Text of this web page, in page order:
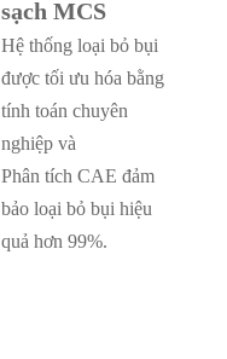
sạch MCS
Hệ thống loại bỏ bụi
được tối ưu hóa bằng
tính toán chuyên
nghiệp và
Phân tích CAE đảm
bảo loại bỏ bụi hiệu
quả hơn 99%.